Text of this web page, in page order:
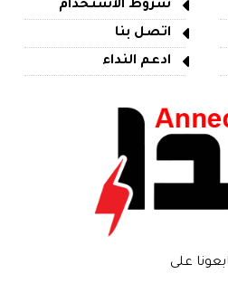
شروط الاستخدام
اتصل بنا
ادعم النداء
على